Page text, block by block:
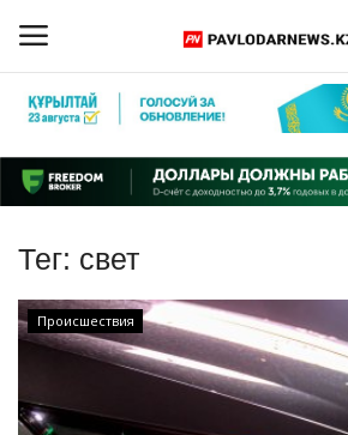
Регистрация
Главная
Обратная связь
ПАВЛОДАРСКАЯ ОБЛАСТЬ
КАЗАХСТАН
Тег: свет
Происшествия